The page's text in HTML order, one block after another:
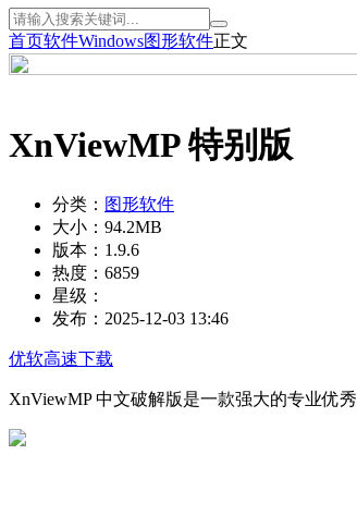
首页软件Windows图形软件正文
XnViewMP 特别版
分类： 图形软件
大小： 94.2MB
版本： 1.9.6
热度： 6859
星级：
发布： 2025-12-03 13:46
优软高速下载
XnViewMP 中文破解版是一款强大的专业优秀